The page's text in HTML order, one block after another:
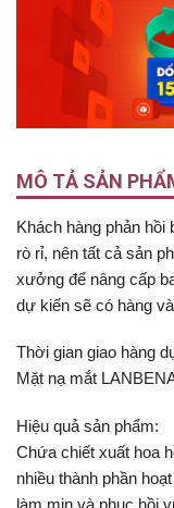
MÔ TẢ SẢN
Khách hàng phản hồi
rò rỉ, nên tất cả sản
xưởng để nâng cấp
dự kiến sẽ có hàng
Thời gian giao hàng
Mặt nạ mắt
Hiệu quả sản phẩm:
Chứa chiết xuất hoa
nhiều thành phần
làm mịn và phục hồi